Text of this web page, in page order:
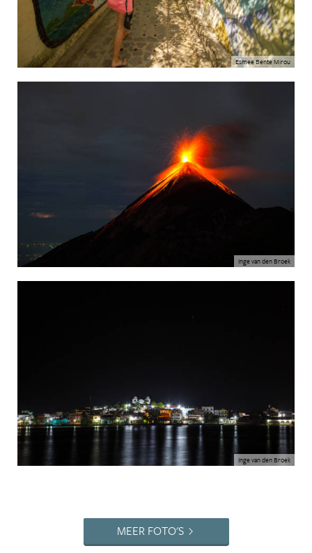
Esmee Bente Mirou
Inge van den Broek
Inge van den Broek
MEER FOTO'S